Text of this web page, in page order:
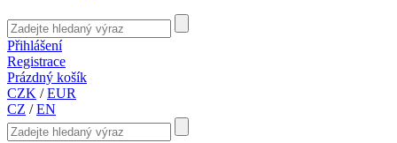
Přihlášení
Registrace
Prázdný košík
CZK /EUR
CZ /EN